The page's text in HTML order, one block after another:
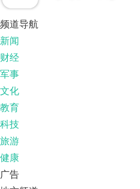
频道导航
新闻
财经
军事
文化
教育
科技
旅游
健康
广告